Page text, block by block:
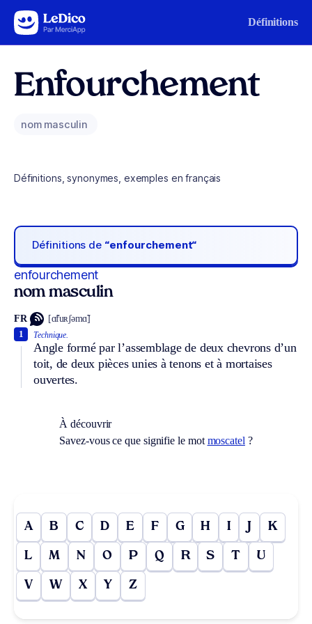
Aller au contenu Définitions
Enfourchement
nom masculin
Définitions, synonymes, exemples en français
Définitions de “enfourchement“
enfourchement
nom masculin
FR [ɑ̃fuʀʃəmɑ̃]
Technique.
Angle formé par l’assemblage de deux chevrons d’un
toit, de deux pièces unies à tenons et à mortaises
ouvertes.
1
À découvrir
Savez-vous ce que signifie le mot moscatel ?
A B C D E F G H I J K
L M N O P Q R S T U
V W X Y Z